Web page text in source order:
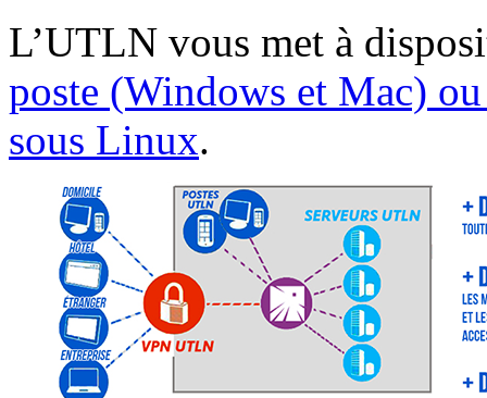
L’UTLN vous met à
poste (Windows et Mac)
sous Linux.